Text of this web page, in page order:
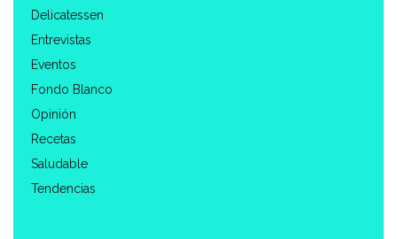
Delicatessen
Entrevistas
Eventos
Fondo Blanco
Opinión
Recetas
Saludable
Tendencias